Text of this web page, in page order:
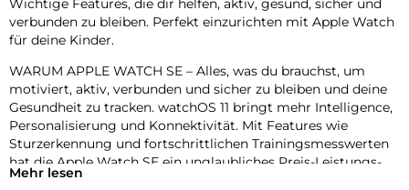
Wichtige Features, die dir helfen, aktiv, gesund, sicher und
verbunden zu bleiben. Perfekt einzurichten mit Apple Watch
für deine Kinder.
WARUM APPLE WATCH SE – Alles, was du brauchst, um
motiviert, aktiv, verbunden und sicher zu bleiben und deine
Gesundheit zu tracken. watchOS 11 bringt mehr Intelligence,
Personalisierung und Konnektivität. Mit Features wie
Sturzerkennung und fortschrittlichen Trainingsmesswerten
hat die Apple Watch SE ein unglaubliches Preis-Leistungs-
Verhältnis.
Mehr lesen